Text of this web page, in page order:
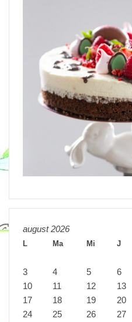
august 2026
L Ma Mi J
3
4 5 6
10
11 12 13
17
18 19 20
24
25 26 27